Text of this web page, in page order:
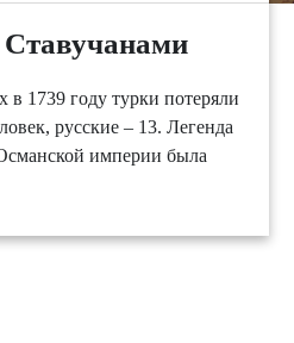
в 1739 году турки потеряли
русские – 13. Легенда
империи была